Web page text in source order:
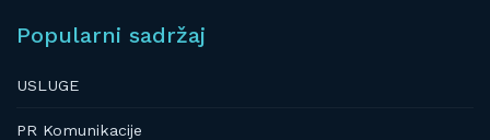
Popularni sadržaj
USLUGE
PR Komunikacije